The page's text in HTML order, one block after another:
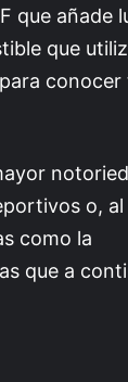
que añade
que
o, al
como la
que a